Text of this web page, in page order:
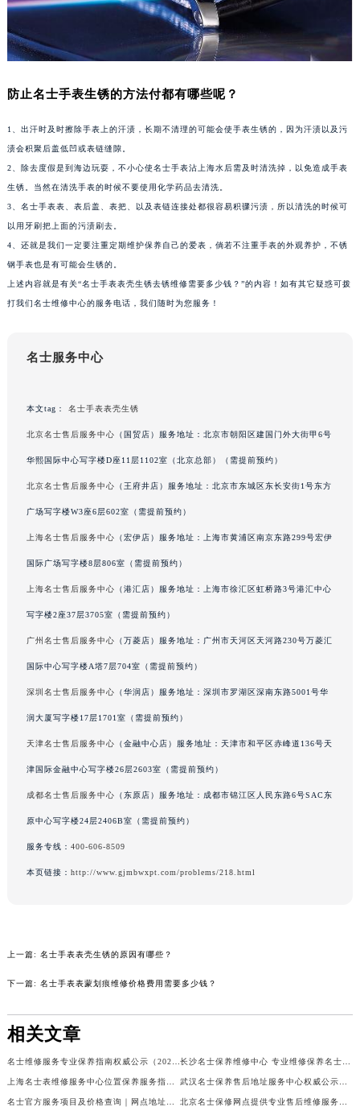
苏州市苏州工业园区星港街199号苏州中心办公楼C座22层08室（需提前预约）
南宁市青秀区金湖路59号地王大厦12楼1224室（需提前预约）
长春市朝阳区西安大路727号中银大厦A座(旺进大厦)18层09室（需提前预约）
昆明市盘龙区北京路928号同德昆明广场写字楼10层06室（需提前预约）
重庆市解放碑渝中区民权路28号英利国际金融中心写字楼20层01室（需提前预约）
黑龙江省佳木斯市向阳区长安路名士售后服务中心（需提前预约）
黑龙江省七台河市桃山区大同街名士售后服务中心（需提前预约）
黑龙江省双鸭山市尖山区新兴大街名士售后服务中心（需提前预约）
吉林省白山市浑江区浑江大街名士售后服务中心（需提前预约）
吉林省吉林市船营区河南街名士售后服务中心（需提前预约）
吉林省辽源市龙山区人民大街名士售后服务中心（需提前预约）
吉林省梅河口市新华街道梅河大街名士售后服务中心（需提前预约）
辽宁省朝阳市双塔区新华路名士售后服务中心（需提前预约）
辽宁省阜新市海州区解放大街名士售后服务中心（需提前预约）
辽宁省葫芦岛市连山区中央路名士售后服务中心（需提前预约）
辽宁省锦州市古塔区中央大街名士售后服务中心（需提前预约）
辽宁省辽阳市白塔区新运大街名士售后服务中心（需提前预约）
辽宁省盘锦市兴隆台区石油大街名士售后服务中心（需提前预约）
防止名士手表生锈的方法付都有哪些呢？
1、出汗时及时擦除手表上的汗渍，长期不清理的可能会使手表生锈的，因为汗渍以及污
渍会积聚后盖低凹或表链缝隙。
2、除去度假是到海边玩耍，不小心使名士手表沾上海水后需及时清洗掉，以免造成手表
生锈。当然在清洗手表的时候不要使用化学药品去清洗。
3、名士手表表、表后盖、表把、以及表链连接处都很容易积骤污渍，所以清洗的时候可
以用牙刷把上面的污渍刷去。
4、还就是我们一定要注重定期维护保养自己的爱表，倘若不注重手表的外观养护，不锈
钢手表也是有可能会生锈的。
上述内容就是有关“名士手表表壳生锈去锈维修需要多少钱？”的内容！如有其它疑惑可拨
打我们名士维修中心的服务电话，我们随时为您服务！
名士服务中心
本文tag： 名士手表表壳生锈
北京名士售后服务中心 （国贸店）服务地址：北京市朝阳区建国门外大街甲6号
华熙国际中心写字楼D座11层1102室（北京总部）（需提前预约）
北京名士售后服务中心 （王府井店）服务地址：北京市东城区东长安街1号东方
广场写字楼W3座6层602室（需提前预约）
上海名士售后服务中心 （宏伊店）服务地址：上海市黄浦区南京东路299号宏伊
国际广场写字楼8层806室（需提前预约）
上海名士售后服务中心 （港汇店）服务地址：上海市徐汇区虹桥路3号港汇中心
写字楼2座37层3705室（需提前预约）
广州名士售后服务中心 （万菱店）服务地址：广州市天河区天河路230号万菱汇
国际中心写字楼A塔7层704室（需提前预约）
深圳名士售后服务中心 （华润店）服务地址：深圳市罗湖区深南东路5001号华
润大厦写字楼17层1701室（需提前预约）
天津名士售后服务中心 （金融中心店）服务地址：天津市和平区赤峰道136号天
津国际金融中心写字楼26层2603室（需提前预约）
成都名士售后服务中心 （东原店）服务地址：成都市锦江区人民东路6号SAC东
原中心写字楼24层2406B室（需提前预约）
服务专线： 400-606-8509
本页链接： http://www.gjmbwxpt.com/problems/218.html
上一篇: 名士手表表壳生锈的原因有哪些？
下一篇: 名士手表表蒙划痕维修价格费用需要多少钱？
相关文章
名士维修服务专业保养指南权威公示（2026年7月最新） 长沙名士保养维修中心 专业维修保养名士手表权威公示（2026年7月最新）
上海名士表维修服务中心位置保养服务指南权威公示（2026年7月最新） 武汉名士保养售后地址服务中心权威公示（2026年7月最新）
名士官方服务项目及价格查询｜网点地址与24小时热线权威信息通告（2026年7月最新） 北京名士保修网点提供专业售后维修服务权威公示（2026年7月最新）